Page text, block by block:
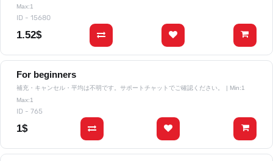
Max:1
ID - 15680
1.52$
For beginners
補充・キャンセル・平均は不明です。サポートチャットでご確認ください。
| Min:1
Max:1
ID - 765
1$